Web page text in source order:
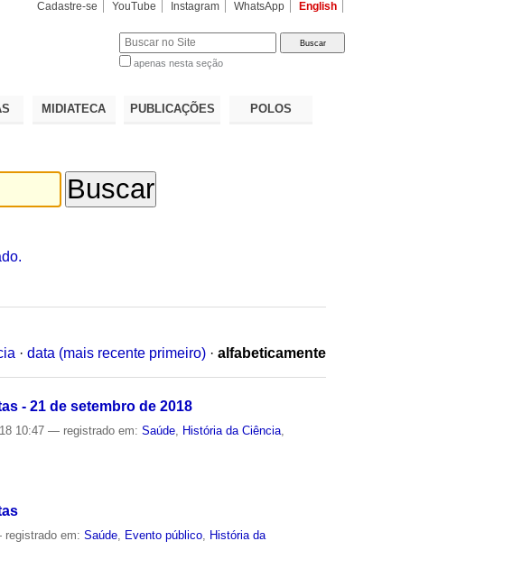
Cadastre-se YouTube Instagram WhatsApp English
apenas nesta seção
MIDIATECA PUBLICAÇÕES POLOS
· data (mais recente primeiro) · alfabeticamente
- 21 de setembro de 2018
10:47— registrado em:Saúde História da Ciência
em:Saúde Evento público História da